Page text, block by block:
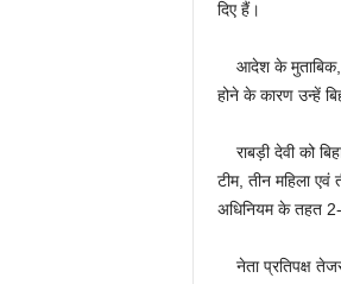
दिए हैं।
आदेश के मुताबिक,
होने के कारण उन्हें
राबड़ी देवी को
टीम, तीन महिला
अधिनियम के तहत 2-
नेता प्रतिपक्ष